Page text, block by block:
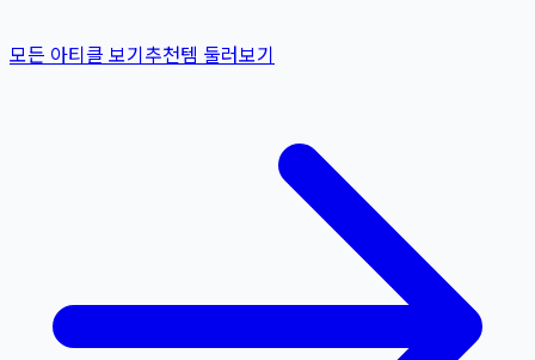
모든 아티클 보기추천템 둘러보기